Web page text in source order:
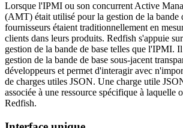
Lorsque l'IPMI ou son concurrent Active
(AMT) était utilisé pour la gestion de la bande
fournisseurs étaient traditionnellement en
clients dans leurs produits. Redfish s'appuie
gestion de la bande de base telles que l'IPMI.
gestion de la bande de base sous-jacent
développeurs et permet d'interagir avec
de charges utiles JSON. Une charge utile
associée à une ressource spécifique à laquelle
Redfish.